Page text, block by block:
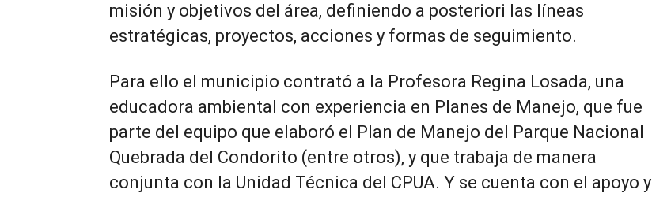
misión y objetivos del área, definiendo a posteriori las líneas
estratégicas, proyectos, acciones y formas de seguimiento.
Para ello el municipio contrató a la Profesora Regina Losada, una
educadora ambiental con experiencia en Planes de Manejo, que fue
parte del equipo que elaboró el Plan de Manejo del Parque Nacional
Quebrada del Condorito (entre otros), y que trabaja de manera
conjunta con la Unidad Técnica del CPUA. Y se cuenta con el apoyo y